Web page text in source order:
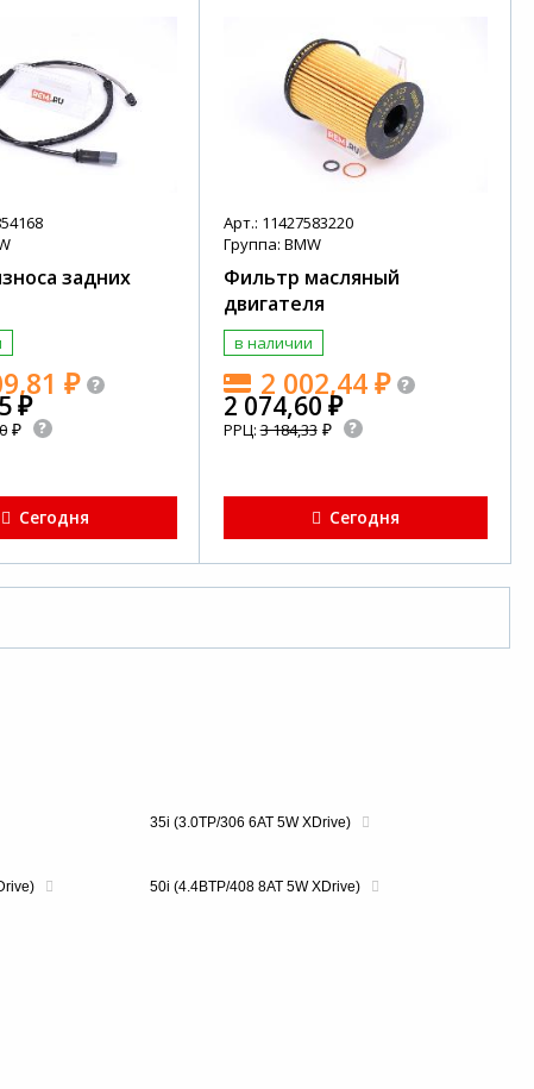
задних
₽
₽
₽
Сегодня
Арт.: 11427583220
Группа: BMW
Фильтр масляный
двигателя
в наличии
2 002,44₽
2 074,60 ₽
РРЦ:3 184,33₽
Сегодня
35i (3.0TP/306 6AT 5W XDrive)
50i (4.4BTP/408 8AT 5W XDrive)